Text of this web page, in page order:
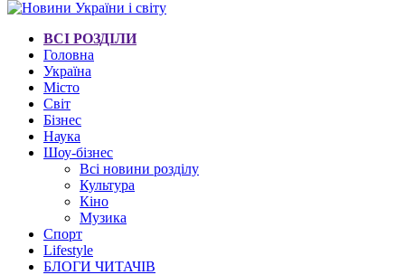
ВСІ РОЗДІЛИ
Головна
Україна
Місто
Світ
Бізнес
Наука
Шоу-бізнес
Всі новини розділу
Культура
Кіно
Музика
Спорт
Lifestyle
БЛОГИ ЧИТАЧІВ